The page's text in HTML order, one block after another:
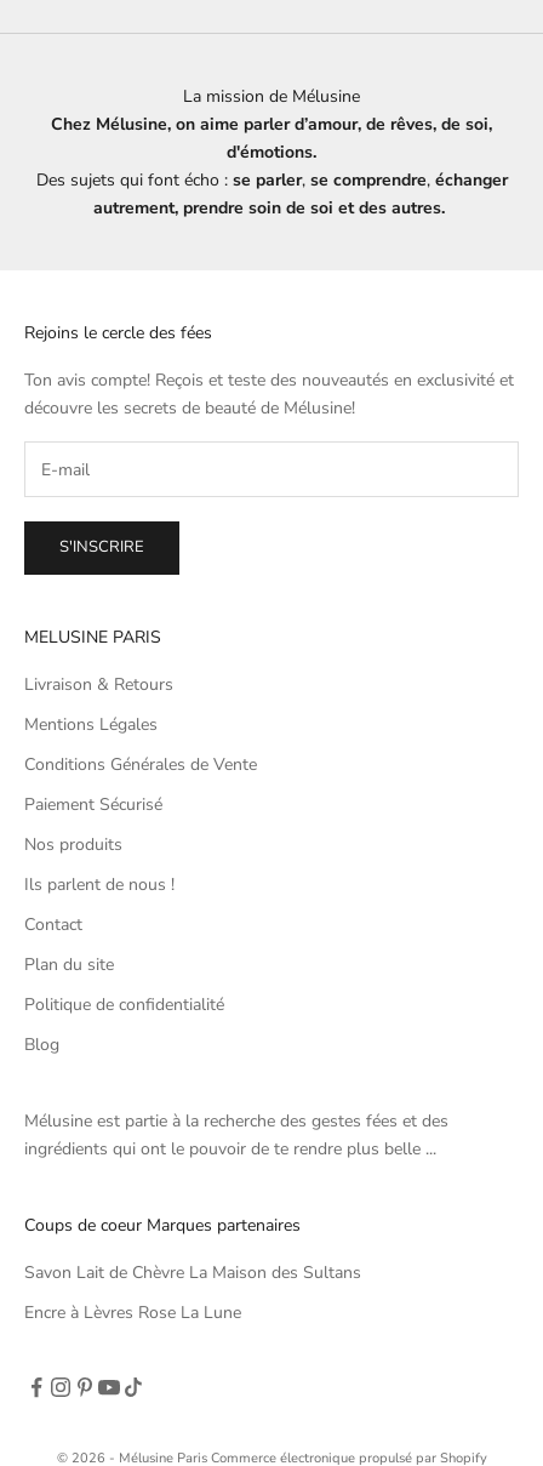
La mission de Mélusine
Chez Mélusine, on aime parler d’amour, de rêves, de soi,
d'émotions.
Des sujets qui font écho : se parler, se comprendre, échanger
autrement, prendre soin de soi et des autres.
Rejoins le cercle des fées
Ton avis compte! Reçois et teste des nouveautés en exclusivité et
découvre les secrets de beauté de Mélusine!
S'INSCRIRE
MELUSINE PARIS
Livraison & Retours
Mentions Légales
Conditions Générales de Vente
Paiement Sécurisé
Nos produits
Ils parlent de nous !
Contact
Plan du site
Politique de confidentialité
Blog
Mélusine est partie à la recherche des gestes fées et des
ingrédients qui ont le pouvoir de te rendre plus belle ...
Coups de coeur Marques partenaires
Savon Lait de Chèvre La Maison des Sultans
Encre à Lèvres Rose La Lune
© 2026 - Mélusine Paris Commerce électronique propulsé par Shopify